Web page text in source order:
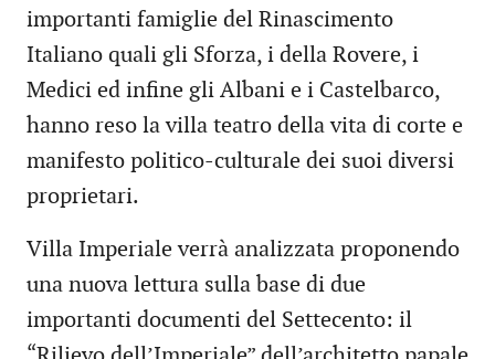
importanti famiglie del Rinascimento
Italiano quali gli Sforza, i della Rovere, i
Medici ed infine gli Albani e i Castelbarco,
hanno reso la villa teatro della vita di corte e
manifesto politico-culturale dei suoi diversi
proprietari.
Villa Imperiale verrà analizzata proponendo
una nuova lettura sulla base di due
importanti documenti del Settecento: il